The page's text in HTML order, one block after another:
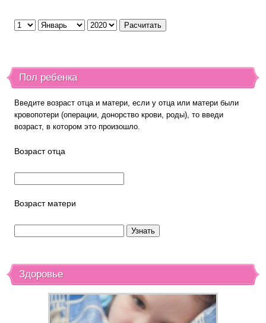
Пол ребенка
Введите возраст отца и матери, если у отца или матери были
кровопотери (операции, донорство крови, роды), то введи
возраст, в котором это произошло.
Возраст отца
Возраст матери
Здоровье